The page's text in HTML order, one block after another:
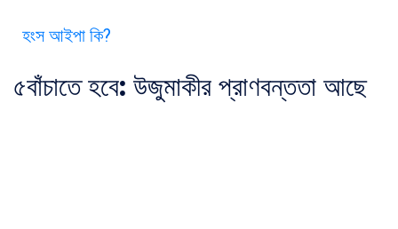
হংস আইপা কি?
৫বাঁচাতে হবে: উজুমাকীর প্রাণবন্ততা আছে